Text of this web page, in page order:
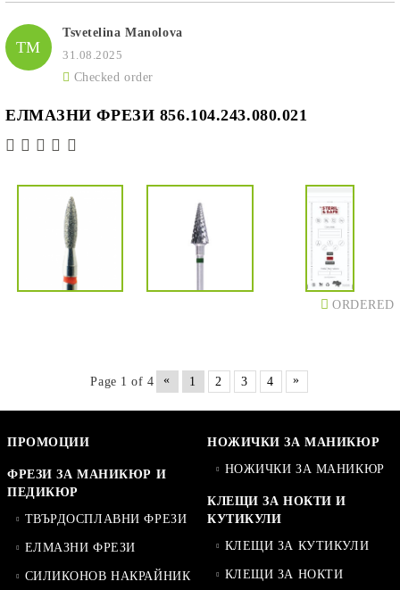
TM
Tsvetelina Manolova
31.08.2025
Checked order
ЕЛМАЗНИ ФРЕЗИ 856.104.243.080.021
ORDERED
Page 1 of 4 « 1 2 3 4 »
ПРОМОЦИИ
ФРЕЗИ ЗА МАНИКЮР И
ПЕДИКЮР
ТВЪРДОСПЛАВНИ ФРЕЗИ
ЕЛМАЗНИ ФРЕЗИ
СИЛИКОНОВ НАКРАЙНИК
НОЖИЧКИ ЗА МАНИКЮР
НОЖИЧКИ ЗА МАНИКЮР
КЛЕЩИ ЗА НОКТИ И
КУТИКУЛИ
КЛЕЩИ ЗА КУТИКУЛИ
КЛЕЩИ ЗА НОКТИ